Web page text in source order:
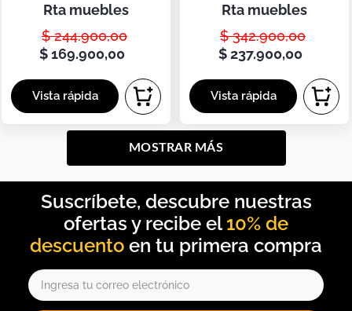
rta muebles
$ 244.900,00
$ 169.900,00
rta muebles
$ 342.900,00
$ 237.900,00
MOSTRAR MÁS
10% de
descuento